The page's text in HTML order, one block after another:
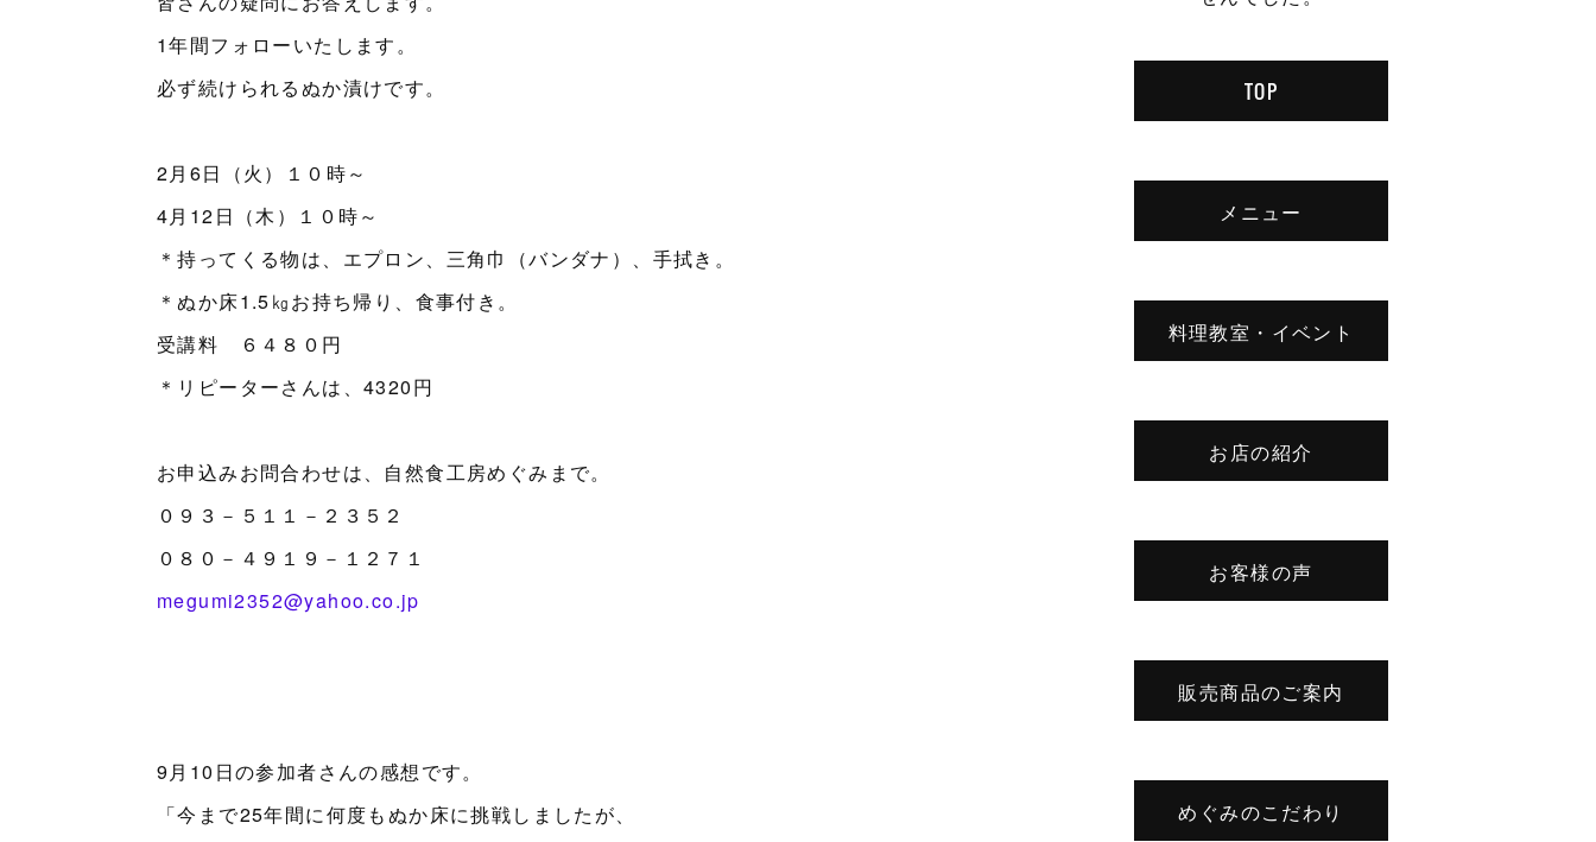
1年間フォローいたします。
必ず続けられるぬか漬けです。
2月6日（火）１０時～
4月12日（木）１０時～
＊持ってくる物は、エプロン、三角巾（バンダナ）、手拭き。
＊ぬか床1.5㎏お持ち帰り、食事付き。
受講料 ６４８０円
＊リピーターさんは、4320円
お申込みお問合わせは、自然食工房めぐみまで。
０９３－５１１－２３５２
０８０－４９１９－１２７１
megumi2352@yahoo.co.jp
9月10日の参加者さんの感想です。
「今まで25年間に何度もぬか床に挑戦しましたが、
TOP
メニュー
料理教室・イベント
お店の紹介
お客様の声
販売商品のご案内
めぐみのこだわり